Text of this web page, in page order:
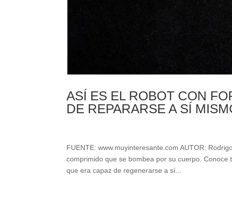
ASÍ ES EL ROBOT CON
DE REPARARSE A SÍ
FUENTE: www.muyinteresante.com AUTOR:
comprimido que se bombea por su cuerpo.
que era capaz de regenerarse a sí...